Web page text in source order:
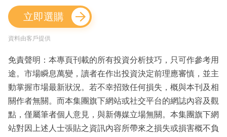
立即選購
資料由客戶提供
免責聲明：本專頁刊載的所有投資分析技巧，只可作參考用
途。市場瞬息萬變，讀者在作出投資決定前理應審慎，並主
動掌握市場最新狀況。若不幸招致任何損失，概與本刊及相
關作者無關。而本集團旗下網站或社交平台的網誌內容及觀
點，僅屬筆者個人意見，與新傳媒立場無關。本集團旗下網
站對因上述人士張貼之資訊內容所帶來之損失或損害概不負